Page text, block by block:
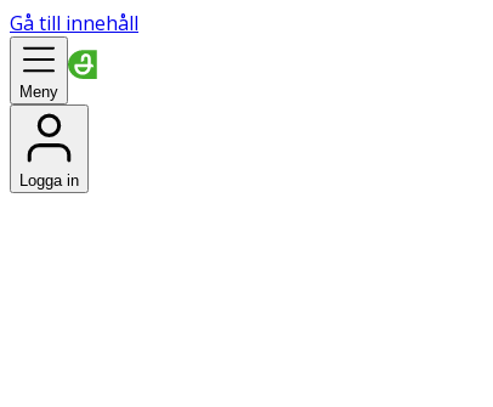
Gå till innehåll
Meny
Logga in